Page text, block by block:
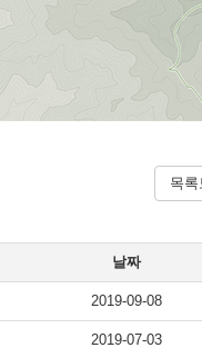
목록
날짜
2019-09-08
2019-07-03